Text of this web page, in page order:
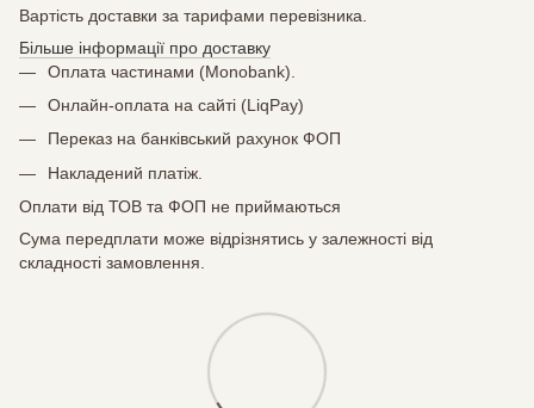
Вартість доставки за тарифами перевізника.
Більше інформації про доставку
Оплата частинами (Monobank).
Онлайн-оплата на сайті (LiqPay)
Переказ на банківський рахунок ФОП
Накладений платіж.
Оплати від ТОВ та ФОП не приймаються
Сума передплати може відрізнятись у залежності від
складності замовлення.